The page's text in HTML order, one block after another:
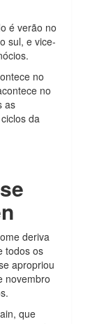
é verão no
sul, e vice-
no
no
as
da
deriva
todos os
apropriou
novembro
que